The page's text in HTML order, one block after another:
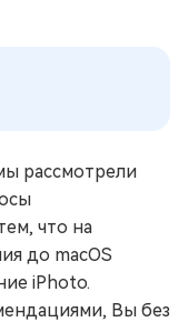
рассмотрели
что на
до macOS
iPhoto.
Вы без